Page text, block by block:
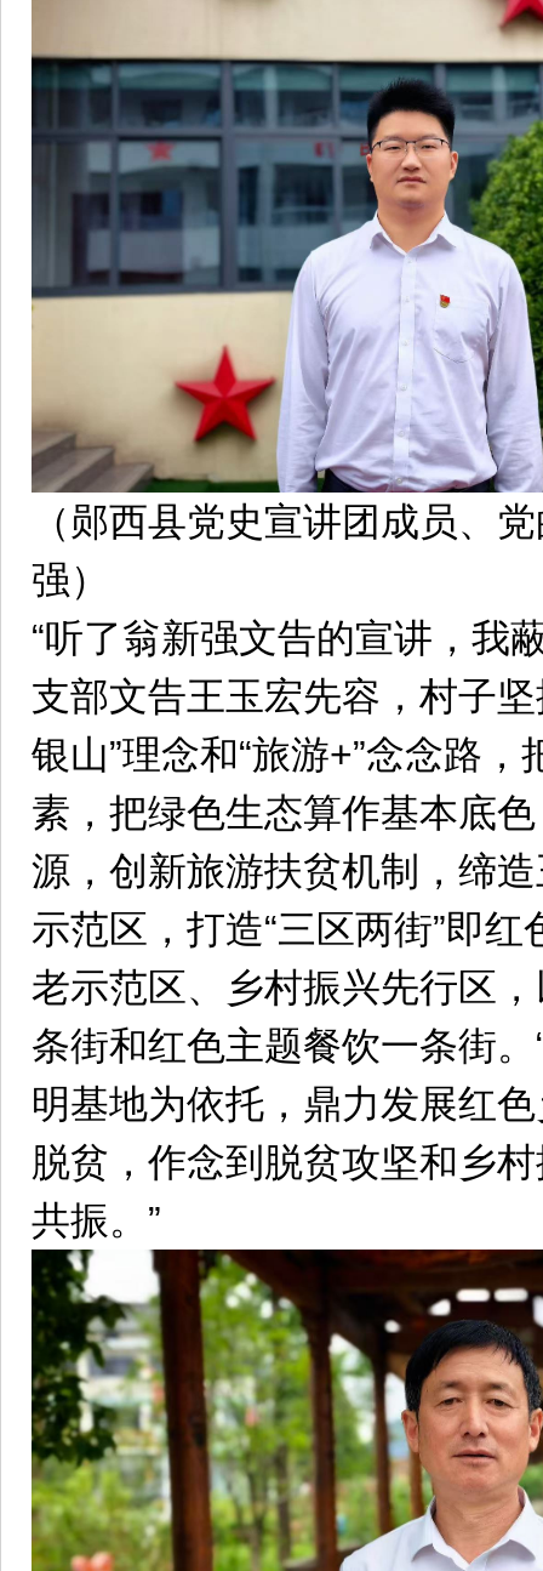
（郧西县党史宣讲团成员、
强）
“听了翁新强文告的宣讲，我
支部文告王玉宏先容，村子
银山”理念和“旅游+”念念路
素，把绿色生态算作基本底
源，创新旅游扶贫机制，缔
示范区，打造“三区两街”即
老示范区、乡村振兴先行区
条街和红色主题餐饮一条街
明基地为依托，鼎力发展红
脱贫，作念到脱贫攻坚和乡
共振。”